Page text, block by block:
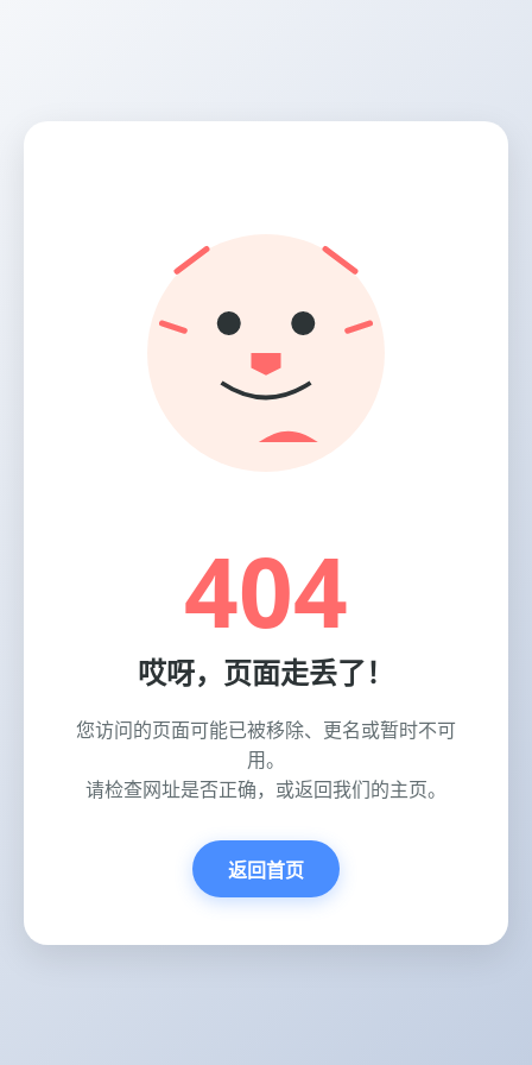
404
哎呀，页面走丢了！
您访问的页面可能已被移除、更名或暂时不可
用。
请检查网址是否正确，或返回我们的主页。
返回首页